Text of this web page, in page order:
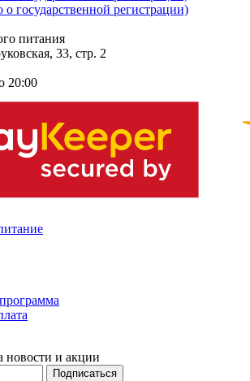
о государственной регистрации)
питания
33, стр. 2
20:00
новости и акции
Подписаться